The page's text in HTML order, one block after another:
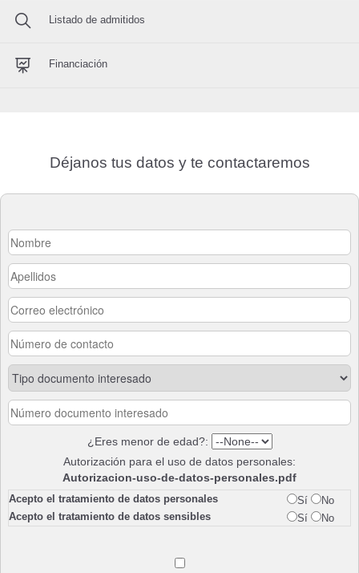
Listado de admitidos
Financiación
Déjanos tus datos y te contactaremos
¿Eres menor de edad?:
Autorización para el uso de datos personales:
Autorizacion-uso-de-datos-personales.pdf
Acepto el tratamiento de datos personales Sí
No
Acepto el tratamiento de datos sensibles
Sí No